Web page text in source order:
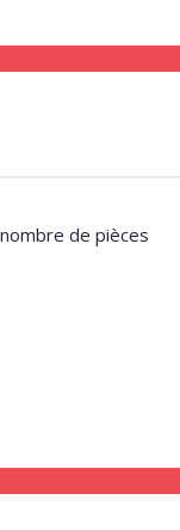
de pièces